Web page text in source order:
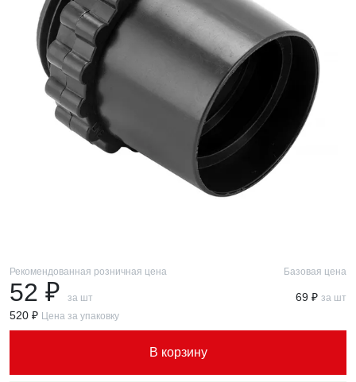
Рекомендованная розничная цена
52 ₽ за шт
Базовая цена
69 ₽ за шт
520 ₽ Цена за упаковку
В корзину